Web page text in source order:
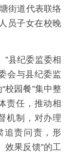
街道代表联络
员子女在校晚
”县纪委监委相
会与县纪委监
校园餐”集中整
责任，推动相
机制，对办理
追责问责，形
效果反馈”的工